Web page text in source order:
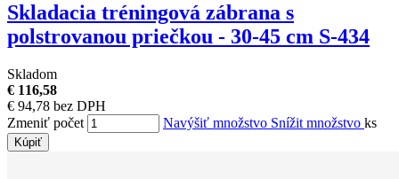
Skladacia tréningová zábrana s
polstrovanou priečkou - 30-45 cm S-434
Skladom
€ 116,58
€ 94,78 bez DPH
Zmeniť počet
Navýšiť množstvo Snížit množstvo ks
Kúpiť